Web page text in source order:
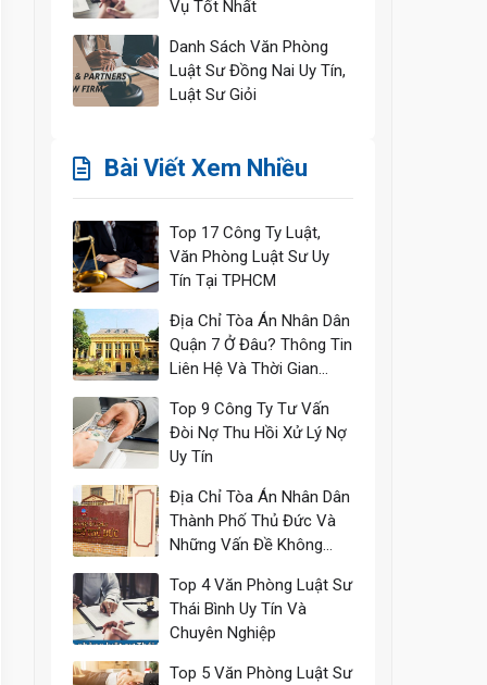
Vụ Tốt Nhất
Danh Sách Văn Phòng
Luật Sư Đồng Nai Uy Tín,
Luật Sư Giỏi
Bài Viết Xem Nhiều
Top 17 Công Ty Luật,
Văn Phòng Luật Sư Uy
Tín Tại TPHCM
Địa Chỉ Tòa Án Nhân Dân
Quận 7 Ở Đâu? Thông Tin
Liên Hệ Và Thời Gian
Top 9 Công Ty Tư Vấn
Đòi Nợ Thu Hồi Xử Lý Nợ
Uy Tín
Địa Chỉ Tòa Án Nhân Dân
Thành Phố Thủ Đức Và
Những Vấn Đề Không
Top 4 Văn Phòng Luật Sư
Thái Bình Uy Tín Và
Chuyên Nghiệp
Top 5 Văn Phòng Luật Sư